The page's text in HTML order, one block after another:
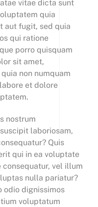
vitae dicta sunt
quia
aut fugit, sed quia
qui ratione
porro quisquam
sit amet,
non numquam
et dolore
nostrum
laboriosam,
Quis
qui in ea voluptate
vel illum
nulla pariatur?
odio dignissimos
voluptatum